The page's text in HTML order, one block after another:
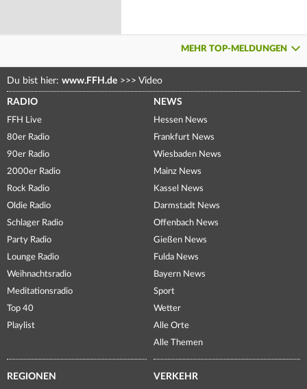
MEHR TOP-MELDUNGEN
Du bist hier: www.FFH.de >>> Video
RADIO
FFH Live
80er Radio
90er Radio
2000er Radio
Rock Radio
Oldie Radio
Schlager Radio
Party Radio
Lounge Radio
Weihnachtsradio
Meditationsradio
Top 40
Playlist
NEWS
Hessen News
Frankfurt News
Wiesbaden News
Mainz News
Kassel News
Darmstadt News
Offenbach News
Gießen News
Fulda News
Bayern News
Sport
Wetter
Alle Orte
Alle Themen
REGIONEN VERKEHR